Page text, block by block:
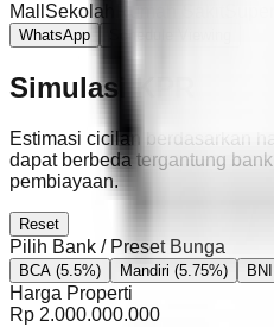
Mall Sekolah
WhatsApp
Simulasi KPR
Estimasi cicilan berdasarkan
dapat berbeda tergantung
pembiayaan.
Reset
Pilih Bank / Preset Bunga
BCA (5.5%) Mandiri (5.75%) BNI
Harga Properti
Rp 2.000.000.000